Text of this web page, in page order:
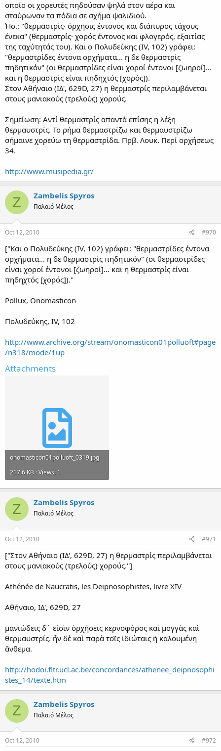
οποίο οι χορευτές πηδούσαν ψηλά στον αέρα και
σταύρωναν τα πόδια σε σχήμα ψαλιδιού.
Ήσ.: "θερμαστρίς· όρχησις έντονος και διάπυρος τάχους
ένεκα" (θερμαστρίς· χορός έντονος και φλογερός, εξαιτίας
της ταχύτητάς του). Και ο Πολυδεύκης (IV, 102) γράφει:
"θερμαστρίδες έντονα ορχήματα... η δε θερμαστρίς
πηδητικόν" (οι θερμαστρίδες είναι χοροί έντονοι [ζωηροί]...
και η θερμαστρίς είναι πηδηχτός [χορός]).
Στον Αθήναιο (ΙΔ', 629D, 27) η θερμαστρίς περιλαμβάνεται
στους μανιακούς (τρελούς) χορούς.
Σημείωση: Αντί θερμαστρίς απαντά επίσης η λέξη
θερμαυστρίς. Το ρήμα θερμαστρίζω και θερμαυστρίζω
σήμαινε χορεύω τη θερμαστρίδα. Πρβ. Λουκ. Περί ορχήσεως
34.
http://www.musipedia.gr/
Z Zambelis Spyros
Παλαιό Μέλος
Oct 12, 2010 #970
[''Και ο Πολυδεύκης (IV, 102) γράφει: "θερμαστρίδες έντονα
ορχήματα... η δε θερμαστρίς πηδητικόν" (οι θερμαστρίδες
είναι χοροί έντονοι [ζωηροί]... και η θερμαστρίς είναι
πηδηχτός [χορός]).''
Pollux, Onomasticon
Πολυδεύκης, IV, 102
http://www.archive.org/stream/onomasticon01polluoft#page
/n318/mode/1up
Attachments
onomasticon01polluoft_0319.jpg
217.6 KB · Views: 1
Z Zambelis Spyros
Παλαιό Μέλος
Oct 12, 2010 #971
[''Στον Αθήναιο (ΙΔ', 629D, 27) η θερμαστρίς περιλαμβάνεται
στους μανιακούς (τρελούς) χορούς.'']
Athénée de Naucratis, les Deipnosophistes, livre XIV
Αθήναιο, ΙΔ', 629D, 27
μανιώδεις δ΄ εἰσὶν ὀρχήσεις κερνοφόρος καὶ μογγὰς καὶ
θερμαυστρίς. ἦν δὲ καὶ παρὰ τοῖς ἰδιώταις ἡ καλουμένη
ἄνθεμα.
http://hodoi.fltr.ucl.ac.be/concordances/athenee_deipnosophi
stes_14/texte.htm
Z Zambelis Spyros
Παλαιό Μέλος
Oct 12, 2010 #972